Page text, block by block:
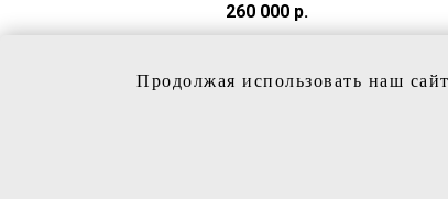
и боди
260 000 р.
Продолжая использовать наш